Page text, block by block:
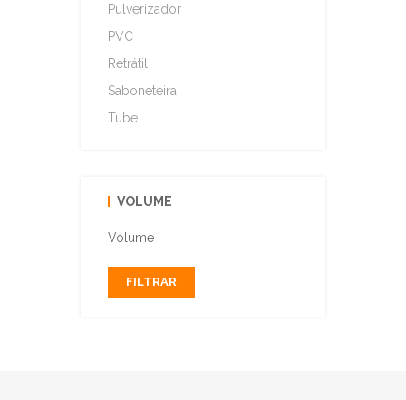
Pulverizador
PVC
Retrátil
Saboneteira
Tube
VOLUME
Volume
FILTRAR